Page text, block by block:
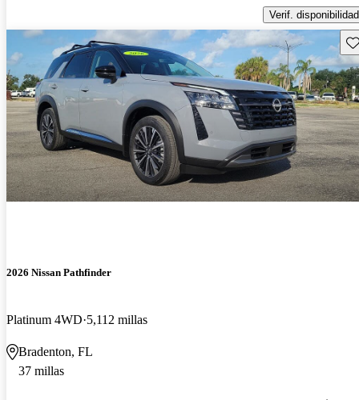
Verif. disponibilidad
2026 Nissan Pathfinder
Platinum 4WD 5,112 millas
Bradenton, FL
37 millas